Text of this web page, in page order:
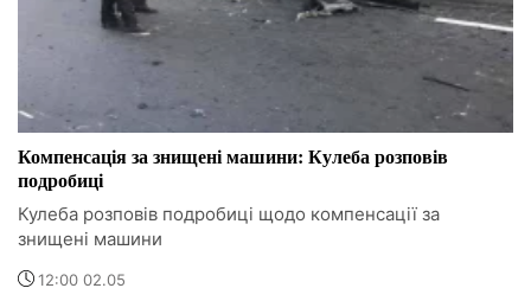
Компенсація за знищені машини: Кулеба розповів
подробиці
Кулеба розповів подробиці щодо компенсації за
знищені машини
12:00 02.05